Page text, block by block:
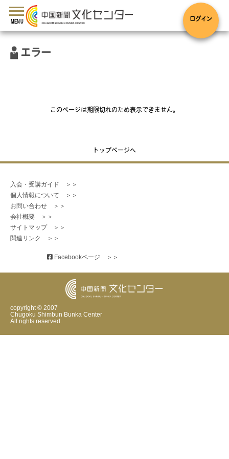
toggle
navigation
MENU ログイン
エラー
このページは期限切れのため表示できません。
トップページへ
入会・受講ガイド　＞＞
個人情報について　＞＞
お問い合わせ　＞＞
会社概要　＞＞
サイトマップ　＞＞
関連リンク　＞＞
Facebookページ　＞＞
copyright © 2007
Chugoku Shimbun Bunka Center
All rights reserved.